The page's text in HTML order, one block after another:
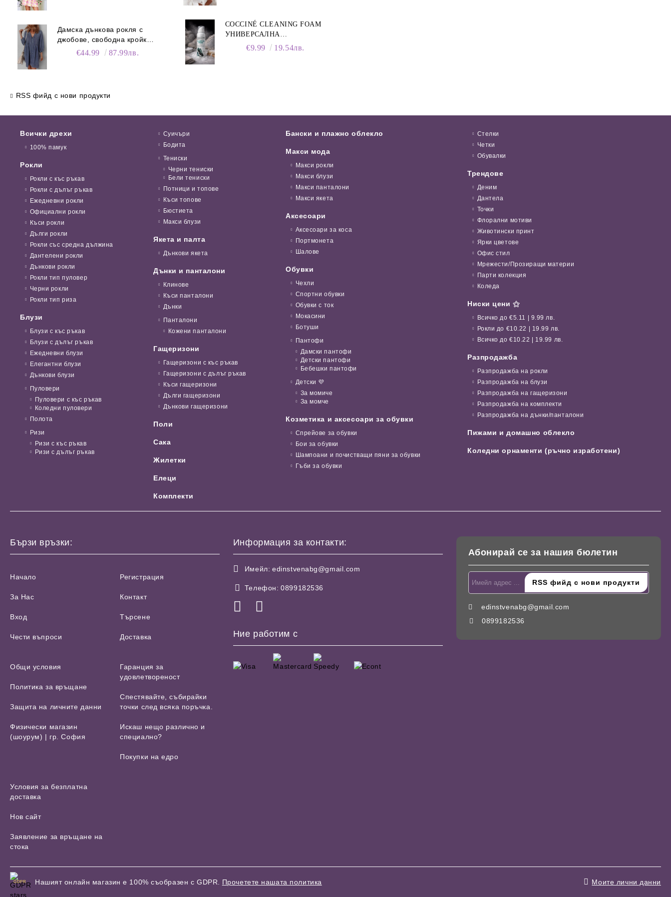
Дамска дънкова рокля с
джобове, свободна кройка и
V-образно деколте
€44.99 87.99лв.
RSS фийд с нови продукти
COCCINÉ CLEANING FOAM
УНИВЕРСАЛНА
ПОЧИСТВАЩА ПЯНА ЗА
€9.99 19.54лв.
Всички дрехи
100% памук
Рокли
Рокли с къс ръкав
Рокли с дълъг ръкав
Ежедневни рокли
Официални рокли
Къси рокли
Дълги рокли
Рокли със средна дължина
Дантелени рокли
Дънкови рокли
Рокли тип пуловер
Черни рокли
Рокли тип риза
Блузи
Блузи с къс ръкав
Блузи с дълъг ръкав
Ежедневни блузи
Елегантни блузи
Дънкови блузи
Пуловери
Пуловери с къс ръкав
Коледни пуловери
Полота
Ризи
Ризи с къс ръкав
Ризи с дълъг ръкав
Суичъри
Бодита
Тениски
Черни тениски
Бели тениски
Потници и топове
Къси топове
Бюстиета
Макси блузи
Якета и палта
Дънкови якета
Дънки и панталони
Клинове
Къси панталони
Дънки
Панталони
Кожени панталони
Гащеризони
Гащеризони с къс ръкав
Гащеризони с дълъг ръкав
Къси гащеризони
Дълги гащеризони
Дънкови гащеризони
Поли
Сака
Жилетки
Елеци
Комплекти
Бански и плажно облекло
Макси мода
Макси рокли
Макси блузи
Макси панталони
Макси якета
Аксесоари
Аксесоари за коса
Портмонета
Шалове
Обувки
Чехли
Спортни обувки
Обувки с ток
Мокасини
Ботуши
Пантофи
Дамски пантофи
Детски пантофи
Бебешки пантофи
Детски 💜
За момиче
За момче
Козметика и аксесоари за обувки
Спрейове за обувки
Бои за обувки
Шампоани и почистващи пяни за обувки
Гъби за обувки
Стелки
Четки
Обувалки
Трендове
Деним
Дантела
Точки
Флорални мотиви
Животински принт
Ярки цветове
Офис стил
Мрежести/Прозиращи материи
Парти колекция
Коледа
Ниски цени ⚝
Всичко до €5.11 | 9.99 лв.
Рокли до €10.22 | 19.99 лв.
Всичко до €10.22 | 19.99 лв.
Разпродажба
Разпродажба на рокли
Разпродажба на блузи
Разпродажба на гащеризони
Разпродажба на комплекти
Разпродажба на дънки/панталони
Пижами и домашно облекло
Коледни орнаменти (ръчно изработени)
Бързи връзки:
Начало
За Нас
Вход
Чести въпроси
Регистрация
Контакт
Търсене
Доставка
Общи условия
Политика за връщане
Защита на личните данни
Физически магазин
(шоурум) | гр. София
Гаранция за
удовлетвореност
Спестявайте, събирайки
точки след всяка поръчка.
Искаш нещо различно и
специално?
Покупки на едро
Условия за безплатна
доставка
Нов сайт
Заявление за връщане на
стока
Информация за контакти:
Имейл: edinstvenabg@gmail.com
Телефон: 0899182536
Ние работим с
Абонирай се за нашия бюлетин
edinstvenabg@gmail.com
0899182536
GDPR Нашият онлайн магазин е 100% съобразен с GDPR. Прочетете нашата политика Моите лични данни